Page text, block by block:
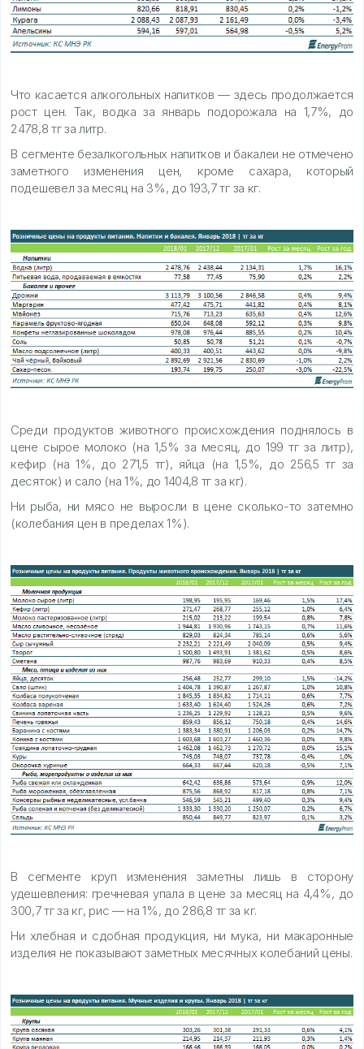
Что касается алкогольных напитков — здесь продолжается
рост цен. Так, водка за январь подорожала на 1,7%, до
2478,8 тг за литр.
В сегменте безалкогольных напитков и бакалеи не отмечено
заметного изменения цен, кроме сахара, который
подешевел за месяц на 3%, до 193,7 тг за кг.
Среди продуктов животного происхождения поднялось в
цене сырое молоко (на 1,5% за месяц, до 199 тг за литр),
кефир (на 1%, до 271,5 тг), яйца (на 1,5%, до 256,5 тг за
десяток) и сало (на 1%, до 1404,8 тг за кг).
Ни рыба, ни мясо не выросли в цене сколько-то затемно
(колебания цен в пределах 1%).
В сегменте круп изменения заметны лишь в сторону
удешевления: гречневая упала в цене за месяц на 4,4%, до
300,7 тг за кг, рис — на 1%, до 286,8 тг за кг.
Ни хлебная и сдобная продукция, ни мука, ни макаронные
изделия не показывают заметных месячных колебаний цены.